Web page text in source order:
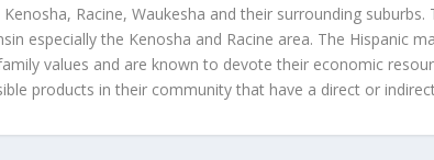
Racine, Waukesha and their surrounding
especially the Kenosha and Racine area. The Hispanic
values and are known to devote their economic
products in their community that have a direct or